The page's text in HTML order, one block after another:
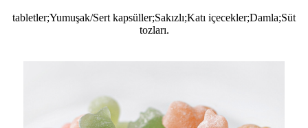
tabletler;Yumuşak/Sert kapsüller;Sakızlı;Katı içecekler;Damla;Süt
tozları.